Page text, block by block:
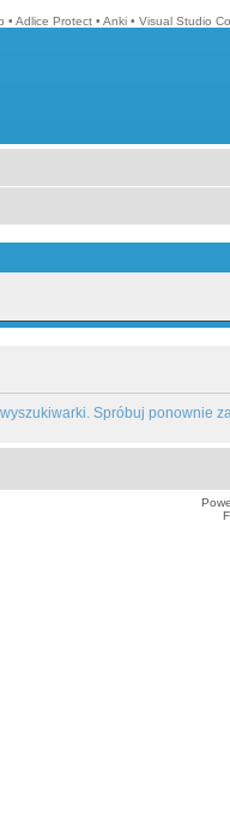
• Adlice Protect • Anki • Visual Studio
Spróbuj ponownie